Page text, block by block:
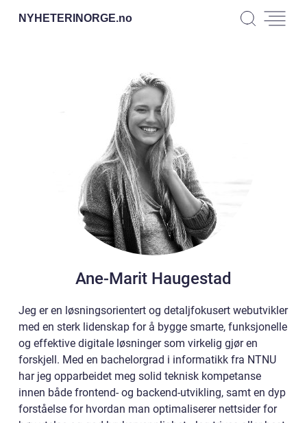
NYHETERINORGE.no
Ane-Marit Haugestad
Jeg er en løsningsorientert og detaljfokusert webutvikler
med en sterk lidenskap for å bygge smarte, funksjonelle
og effektive digitale løsninger som virkelig gjør en
forskjell. Med en bachelorgrad i informatikk fra NTNU
har jeg opparbeidet meg solid teknisk kompetanse
innen både frontend- og backend-utvikling, samt en dyp
forståelse for hvordan man optimaliserer nettsider for